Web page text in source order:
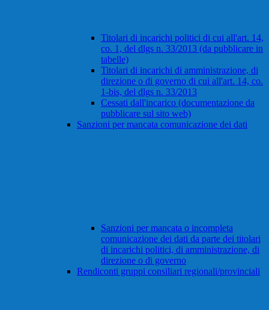
Titolari di incarichi politici di cui all'art. 14,
co. 1, del dlgs n. 33/2013 (da pubblicare in
tabelle)
Titolari di incarichi di amministrazione, di
direzione o di governo di cui all'art. 14, co.
1-bis, del dlgs n. 33/2013
Cessati dall'incarico (documentazione da
pubblicare sul sito web)
Sanzioni per mancata comunicazione dei dati
Sanzioni per mancata o incompleta
comunicazione dei dati da parte dei titolari
di incarichi politici, di amministrazione, di
direzione o di governo
Rendiconti gruppi consiliari regionali/provinciali